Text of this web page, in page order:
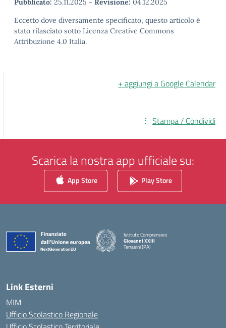
Pubblicato: 25.11.2025 - Revisione: 04.12.2025
Eccetto dove diversamente specificato, questo articolo è
stato rilasciato sotto Licenza Creative Commons
Attribuzione 4.0 Italia.
+ aggiungi a Google Calendar
Stampa / Condividi
Scarica la nostra app ufficiale su:
App Store Play Store
Istituto Comprensivo
Giovanni XXIII
Terrasini (PA)
Link Esterni
MIM
Ufficio Scolastico Regionale